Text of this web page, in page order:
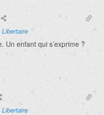
Un enfant qui s’exprime ?